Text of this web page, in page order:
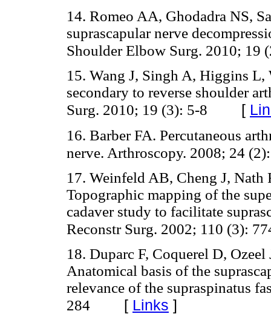
14. Romeo AA, Ghodadra NS,
suprascapular nerve
Shoulder Elbow Surg. 2010; 19
15. Wang J, Singh A, Higgins L,
secondary to reverse shoulder
Surg. 2010; 19 (3): 5-8 [
16. Barber FA. Percutaneous
nerve. Arthroscopy. 2008; 24
17. Weinfeld AB, Cheng J, Nath
Topographic mapping of the
cadaver study to facilitate
Reconstr Surg. 2002; 110 (3):
18. Duparc F, Coquerel D,
Anatomical basis of the
relevance of the supraspinatus
284 [ Links ]